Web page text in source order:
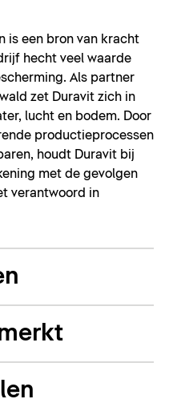
is een bron van kracht
hecht veel waarde
Als partner
zet Duravit zich in
lucht en bodem. Door
productieprocessen
houdt Duravit bij
met de gevolgen
verantwoord in